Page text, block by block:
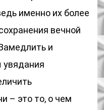
именно их более
вечной
и
увядания
– это то, о чем